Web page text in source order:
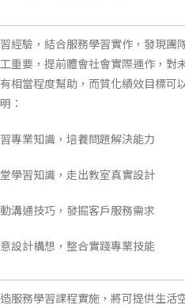
經驗，結合服務學習實作，發現團
重要，提前體會社會實際運作，對
相當程度幫助，而質化績效目標可
：
專業知識，培養問題解決能力
學習知識，走出教室真實設計
溝通技巧，發掘客戶服務需求
設計構想，整合實踐專業技能
服務學習課程實施，將可提供生活